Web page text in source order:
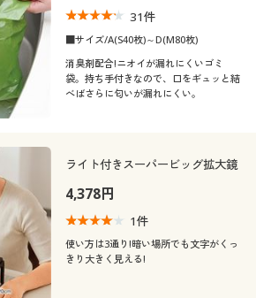
31件
■サイズ/A(S40枚)～D(M80枚)
消臭剤配合!ニオイが漏れにくいゴミ
袋。持ち手付きなので、口をギュッと結
べばさらに匂いが漏れにくい。
ライト付きスーパービッグ拡大鏡
4,378円
1件
使い方は3通り!暗い場所でも文字がくっ
きり大きく見える!